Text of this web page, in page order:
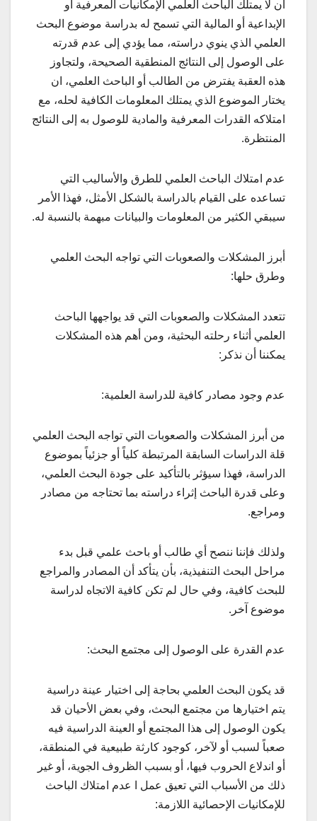
أن لا يمتلك الباحث العلمي الإمكانيات المعرفية أو
الإبداعية أو المالية التي تسمح له بدراسة موضوع البحث
العلمي الذي ينوي دراسته، مما يؤدي إلى عدم قدرته
على الوصول إلى النتائج المنطقية الصحيحة، ولتجاوز
هذه العقبة يفترض من الطالب أو الباحث العلمي، ان
يختار الموضوع الذي يمتلك المعلومات الكافية لحله، مع
امتلاكه القدرات المعرفية والمادية للوصول به إلى النتائج
المنتظرة.
عدم امتلاك الباحث العلمي للطرق والأساليب التي
تساعده على القيام بالدراسة بالشكل الأمثل، فهذا الأمر
سيبقي الكثير من المعلومات والبيانات مبهمة بالنسبة له.
أبرز المشكلات والصعوبات التي تواجه البحث العلمي
وطرق حلها:
تتعدد المشكلات والصعوبات التي قد يواجهها الباحث
العلمي أثناء رحلته البحثية، ومن أهم هذه المشكلات
يمكننا أن نذكر:
عدم وجود مصادر كافية للدراسة العلمية:
من أبرز المشكلات والصعوبات التي تواجه البحث العلمي
قلة الدراسات السابقة المرتبطة كلياً أو جزئياً بموضوع
الدراسة، فهذا سيؤثر بالتأكيد على جودة البحث العلمي،
وعلى قدرة الباحث إثراء دراسته بما تحتاجه من مصادر
ومراجع.
ولذلك فإننا ننصح أي طالب أو باحث علمي قبل بدء
مراحل البحث التنفيذية، بأن يتأكد أن المصادر والمراجع
للبحث كافية، وفي حال لم تكن كافية الاتجاه لدراسة
موضوع آخر.
عدم القدرة على الوصول إلى مجتمع البحث:
قد يكون البحث العلمي بحاجة إلى اختيار عينة دراسية
يتم اختيارها من مجتمع البحث، وفي بعض الأحيان قد
يكون الوصول إلى هذا المجتمع أو العينة الدراسية فيه
صعباً لسبب أو لآخر، كوجود كارثة طبيعية في المنطقة،
أو اندلاع الحروب فيها، أو بسبب الظروف الجوية، أو غير
ذلك من الأسباب التي تعيق عمل ا عدم امتلاك الباحث
للإمكانيات الإحصائية اللازمة: